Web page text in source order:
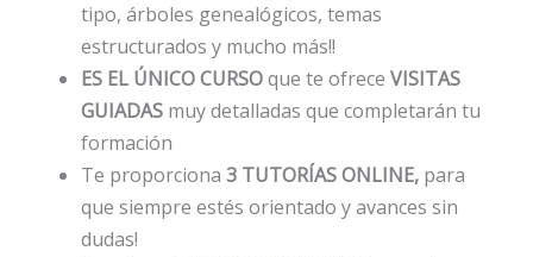
tipo, árboles genealógicos, temas
estructurados y mucho más!!
ES EL ÚNICO CURSOque te ofrece VISITAS
GUIADAS muy detalladas que completarán tu
formación
Te proporciona 3 TUTORÍAS ONLINE, para
que siempre estés orientado y avances sin
dudas!